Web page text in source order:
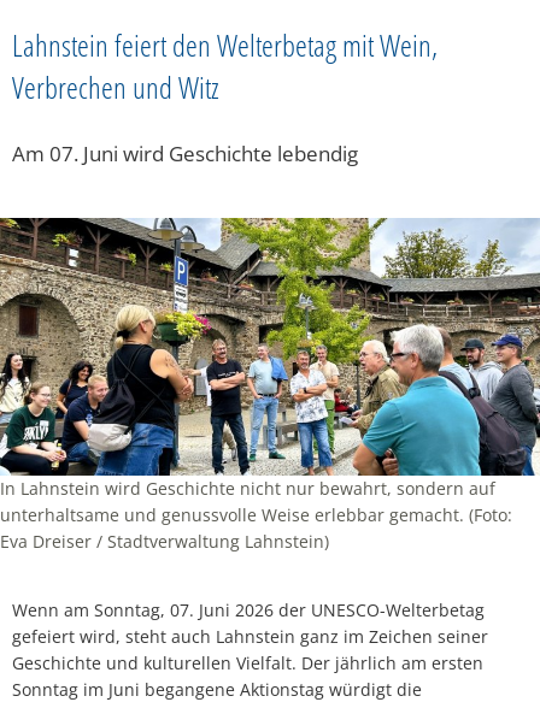
Lahnstein feiert den Welterbetag mit Wein,
Verbrechen und Witz
Am 07. Juni wird Geschichte lebendig
In Lahnstein wird Geschichte nicht nur bewahrt, sondern auf
unterhaltsame und genussvolle Weise erlebbar gemacht. (Foto:
Eva Dreiser / Stadtverwaltung Lahnstein)
Wenn am Sonntag, 07. Juni 2026 der UNESCO-Welterbetag
gefeiert wird, steht auch Lahnstein ganz im Zeichen seiner
Geschichte und kulturellen Vielfalt. Der jährlich am ersten
Sonntag im Juni begangene Aktionstag würdigt die